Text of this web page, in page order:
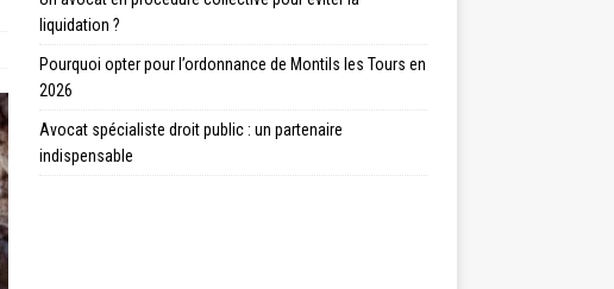
liquidation ?
Pourquoi opter pour l’ordonnance de Montils les Tours en
2026
Avocat spécialiste droit public : un partenaire
indispensable